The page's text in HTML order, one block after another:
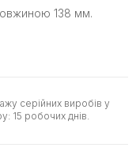
138 мм.
серійних виробів у
15 робочих днів.